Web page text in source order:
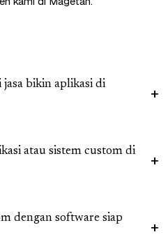
jasa bikin aplikasi di
atau sistem custom di
dengan software siap